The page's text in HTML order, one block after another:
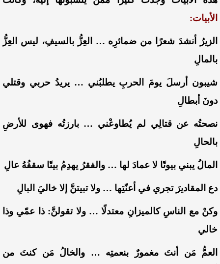
الأبيات:
الزيرُ أنشدَ شعرًا من ضمائرِه … العِزُّ بالسيفِ، ليس العِزُّ
بالمالِ
شيبون أرسلَ يومَ الحربِ يطلبُني … يريدُ حربي وقتلي
دونَ أبطالِ
نصحتُه عن قتالِي لم يُطاوعْني … بارزتُه فهوى للأرضِ
بالحالِ
المالُ يبني بيوتًا لا عمادَ لها … والفقرُ يهدِمُ بيتًا سقفُهُ عالِ
دع المقاديرَ تجري في أعنّتِها … ولا تبيتنَّ إلا خاليَ البالِ
وكنْ مع الناسِ كالميزانِ معتدلًا … ولا تقولنَّ: ذا عمّي وذا
خالي
العمُّ مَن أنتَ مغمورٌ بنعمتِه … والخالُ مَن كنتَ من